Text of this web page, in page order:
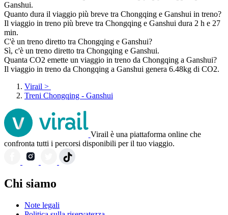
Ganshui.
Quanto dura il viaggio più breve tra Chongqing e Ganshui in treno?
Il viaggio in treno più breve tra Chongqing e Ganshui dura 2 h e 27
min.
C'è un treno diretto tra Chongqing e Ganshui?
Sì, c'è un treno diretto tra Chongqing e Ganshui.
Quanta CO2 emette un viaggio in treno da Chongqing a Ganshui?
Il viaggio in treno da Chongqing a Ganshui genera 6.48kg di CO2.
Virail >
Treni Chongqing - Ganshui
Virail è una piattaforma online che
confronta tutti i percorsi disponibili per il tuo viaggio.
Chi siamo
Note legali